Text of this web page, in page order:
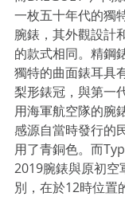
一枚五十年代的獨
腕錶，其外觀設計
的款式相同。精鋼
獨特的曲面錶耳具
梨形錶冠，與第一
用海軍航空隊的腕
感源自當時發行的
用了青銅色。而
2019腕錶與原初空
別，在於12時位置